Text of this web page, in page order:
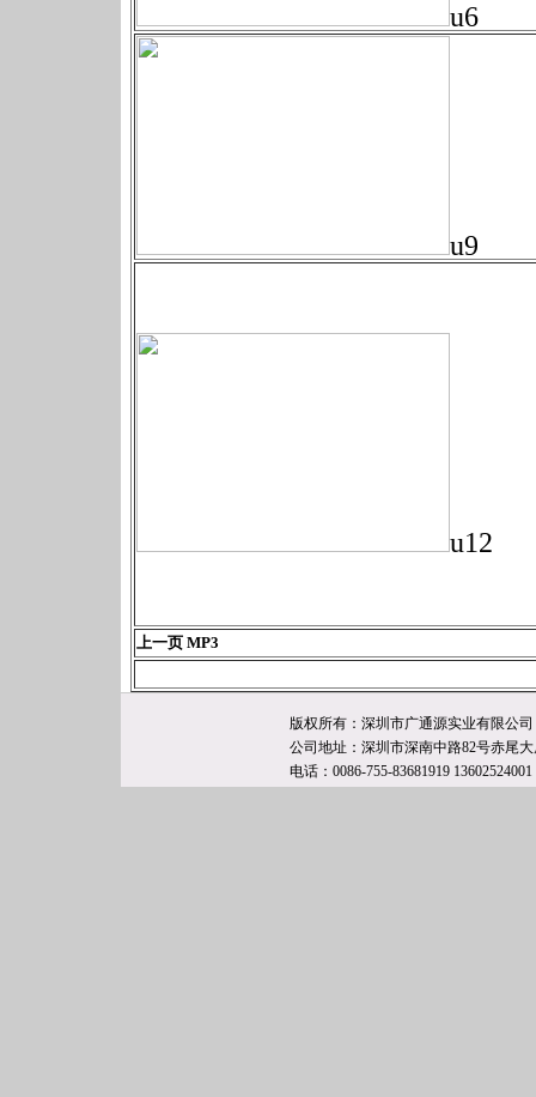
u6
u9
u12
上一页 MP3
版权所有：深圳市广通源实业有限公
公司地址：深圳市深南中路82号赤尾
电话：0086-755-83681919